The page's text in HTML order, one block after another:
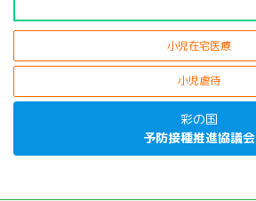
小児在宅医療
小児虐待
彩の国
予防接種推進協議会